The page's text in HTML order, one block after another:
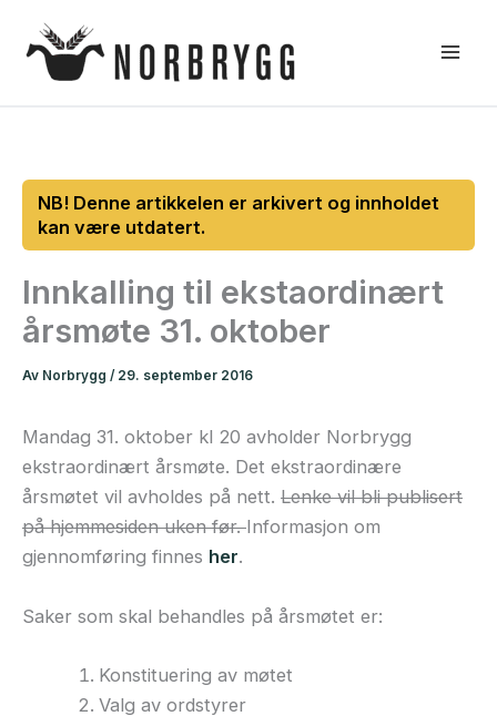
rett
Innkalling til ekstaordinært
årsmøte 31. oktober
Av Norbrygg / 29. september 2016
Mandag 31. oktober kl 20 avholder Norbrygg
ekstraordinært årsmøte. Det ekstraordinære
årsmøtet vil avholdes på nett. Lenke vil bli publisert
på hjemmesiden uken før.Informasjon om
gjennomføring finnes her.
Saker som skal behandles på årsmøtet er:
Konstituering av møtet
Valg av ordstyrer